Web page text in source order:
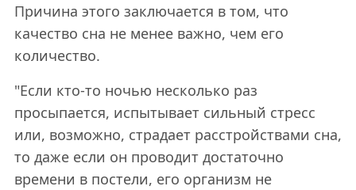
Причина этого заключается в том, что
качество сна не менее важно, чем его
количество.
"Если кто-то ночью несколько раз
просыпается, испытывает сильный стресс
или, возможно, страдает расстройствами сна,
то даже если он проводит достаточно
времени в постели, его организм не